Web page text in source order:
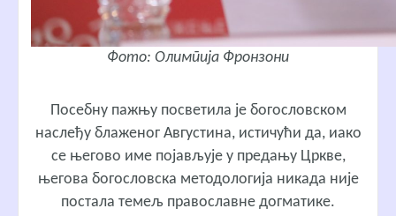
Фото: Олимпија Фронзони
Посебну пажњу посветила је богословском
наслеђу блаженог Августина, истичући да, иако
се његово име појављује у предању Цркве,
његова богословска методологија никада није
постала темељ православне догматике.